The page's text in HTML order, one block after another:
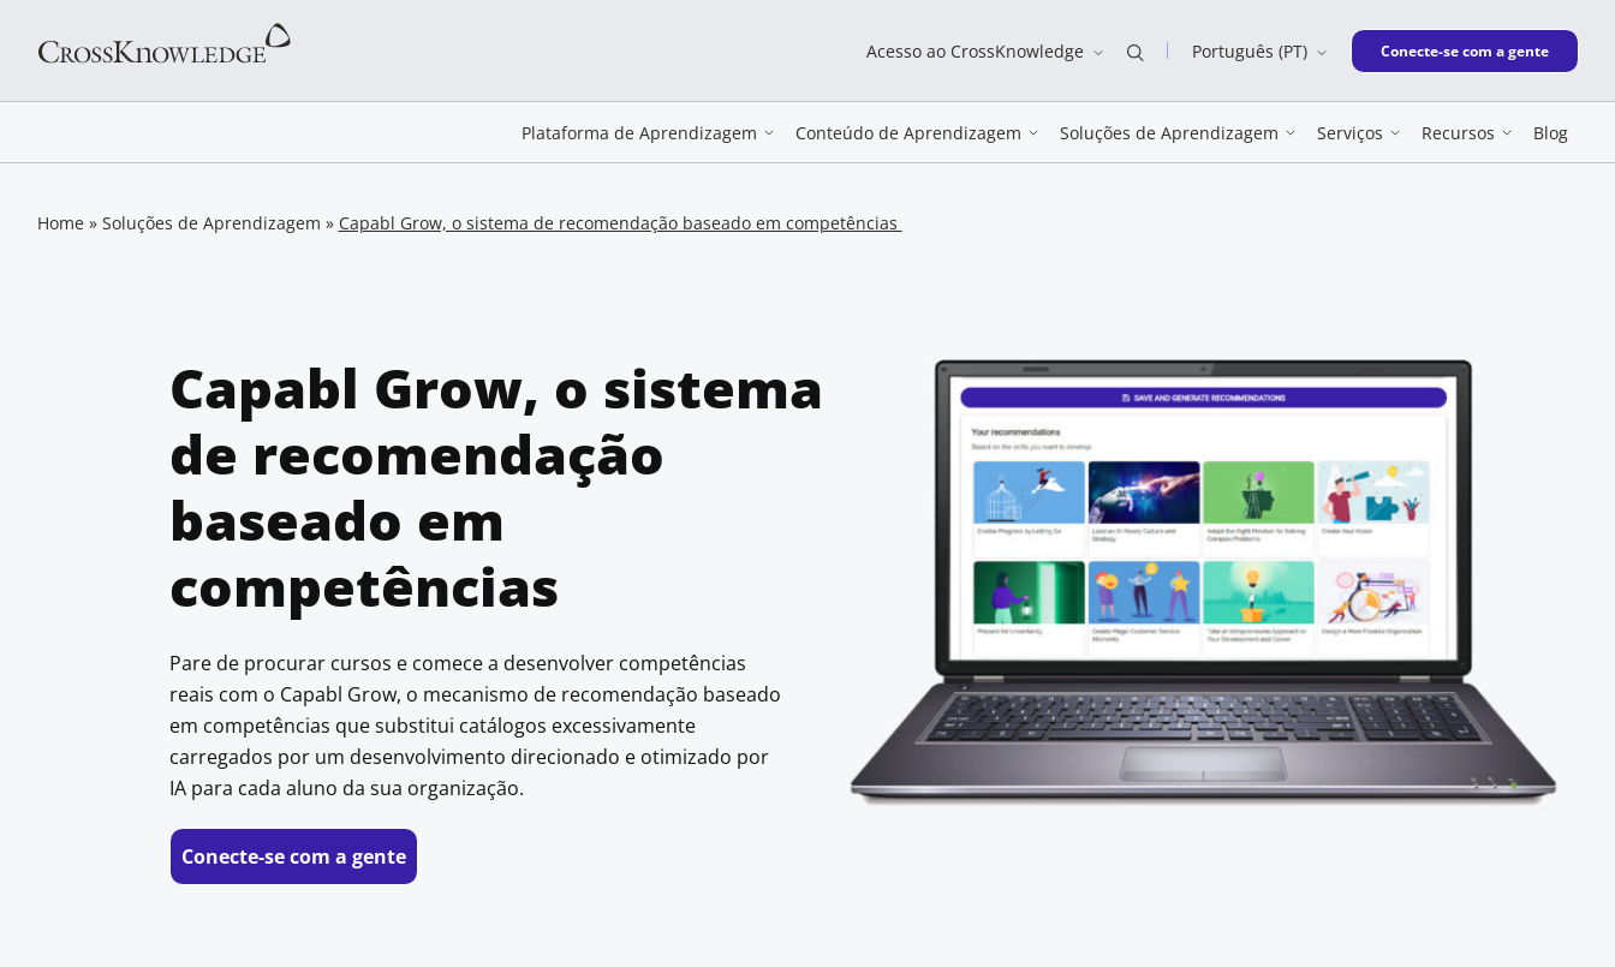
Acesso ao CrossKnowledge Português (PT) New window
Conecte-se com a gente
Plataforma de Aprendizagem Conteúdo de Aprendizagem Soluções de Aprendizagem Serviços Recursos Blog
Home» Soluções de Aprendizagem » Capabl Grow, o sistema de recomendação baseado em competências
Capabl Grow, o sistema
de recomendação
baseado em
competências
Pare de procurar cursos e comece a desenvolver competências
reais com o Capabl Grow, o mecanismo de recomendação baseado
em competências que substitui catálogos excessivamente
carregados por um desenvolvimento direcionado e otimizado por
IA para cada aluno da sua organização.
New window
Conecte-se com a gente